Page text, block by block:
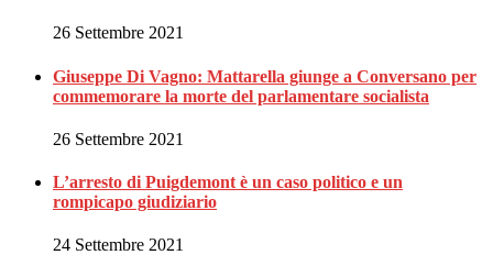
26 Settembre 2021
Giuseppe Di Vagno: Mattarella giunge a Conversano per
commemorare la morte del parlamentare socialista
26 Settembre 2021
L’arresto di Puigdemont è un caso politico e un
rompicapo giudiziario
24 Settembre 2021